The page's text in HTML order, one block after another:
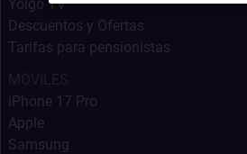
Yoigo TV
Descuentos y Ofertas
Tarifas para pensionistas
iPhone 17 Pro
Apple
Samsung